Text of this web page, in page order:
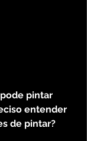
pintar
entender
de pintar?